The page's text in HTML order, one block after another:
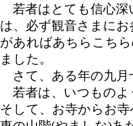
若者はとても信心深
は、必ず観音さまに
があればあちらこち
ました。
さて、ある年の九月
若者は、いつものよ
そして、お寺からお